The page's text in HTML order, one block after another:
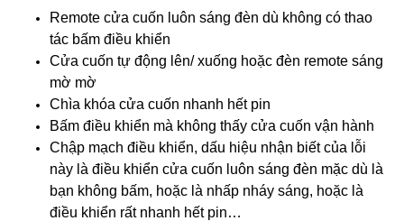
Remote cửa cuốn luôn sáng đèn dù không có thao
tác bấm điều khiển
Cửa cuốn tự động lên/ xuống hoặc đèn remote sáng
mờ mờ
Chìa khóa cửa cuốn nhanh hết pin
Bấm điều khiển mà không thấy cửa cuốn vận hành
Chập mạch điều khiển, dấu hiệu nhận biết của lỗi
này là điều khiển cửa cuốn luôn sáng đèn mặc dù là
bạn không bấm, hoặc là nhấp nháy sáng, hoặc là
điều khiển rất nhanh hết pin…